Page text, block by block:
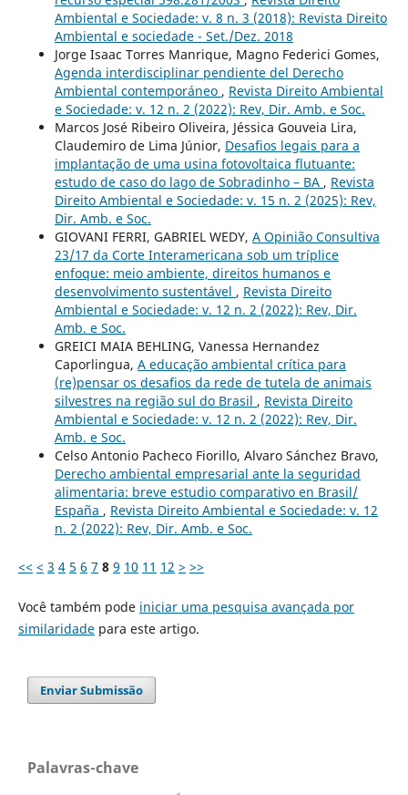
Ambiental e Sociedade: v. 8 n. 3 (2018): Revista Direito
Ambiental e sociedade - Set./Dez. 2018
Jorge Isaac Torres Manrique, Magno Federici Gomes,
Agenda interdisciplinar pendiente del Derecho
Ambiental contemporáneo , Revista Direito Ambiental
e Sociedade: v. 12 n. 2 (2022): Rev, Dir. Amb. e Soc.
Marcos José Ribeiro Oliveira, Jéssica Gouveia Lira,
Claudemiro de Lima Júnior, Desafios legais para a
implantação de uma usina fotovoltaica flutuante:
estudo de caso do lago de Sobradinho – BA , Revista
Direito Ambiental e Sociedade: v. 15 n. 2 (2025): Rev,
Dir. Amb. e Soc.
GIOVANI FERRI, GABRIEL WEDY, A Opinião Consultiva
23/17 da Corte Interamericana sob um tríplice
enfoque: meio ambiente, direitos humanos e
desenvolvimento sustentável , Revista Direito
Ambiental e Sociedade: v. 12 n. 2 (2022): Rev, Dir.
Amb. e Soc.
GREICI MAIA BEHLING, Vanessa Hernandez
Caporlingua, A educação ambiental crítica para
(re)pensar os desafios da rede de tutela de animais
silvestres na região sul do Brasil , Revista Direito
Ambiental e Sociedade: v. 12 n. 2 (2022): Rev, Dir.
Amb. e Soc.
Celso Antonio Pacheco Fiorillo, Alvaro Sánchez Bravo,
Derecho ambiental empresarial ante la seguridad
alimentaria: breve estudio comparativo en Brasil/
España , Revista Direito Ambiental e Sociedade: v. 12
n. 2 (2022): Rev, Dir. Amb. e Soc.
<< < 3 4 5 6 7 8 9 10 11 12 > >>
Você também pode iniciar uma pesquisa avançada por
similaridadepara este artigo.
Enviar Submissão
Palavras-chave